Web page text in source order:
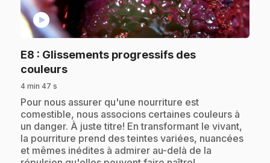
play_circle
E8 : Glissements progressifs des
couleurs.
4 min 47 s
.Pour nous assurer qu'une nourriture est
comestible, nous associons certaines couleurs à
un danger. À juste titre! En transformant le vivant,
la pourriture prend des teintes variées, nuancées
et mêmes inédites à admirer au-delà de la